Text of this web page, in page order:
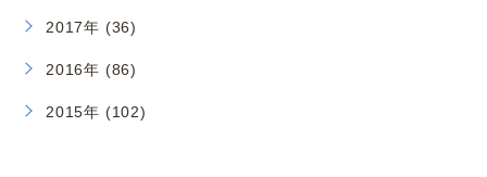
2017年 (36)
2016年 (86)
2015年 (102)